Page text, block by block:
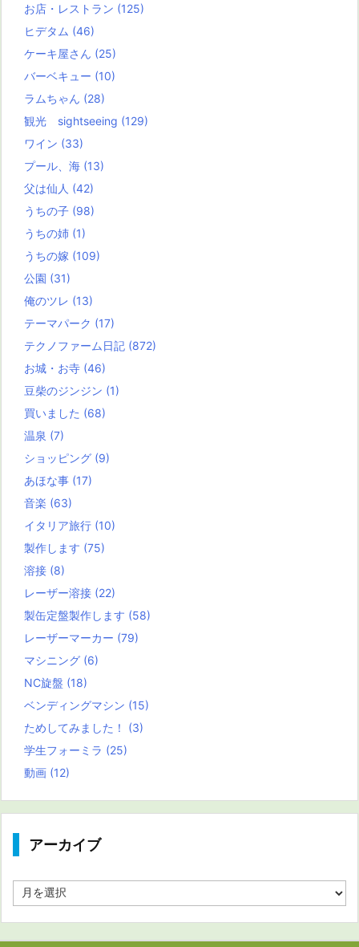
お店・レストラン (125)
ヒデタム (46)
ケーキ屋さん (25)
バーベキュー (10)
ラムちゃん (28)
観光 sightseeing (129)
ワイン (33)
プール、海 (13)
父は仙人 (42)
うちの子 (98)
うちの姉 (1)
うちの嫁 (109)
公園 (31)
俺のツレ (13)
テーマパーク (17)
テクノファーム日記 (872)
お城・お寺 (46)
豆柴のジンジン (1)
買いました (68)
温泉 (7)
ショッピング (9)
あほな事 (17)
音楽 (63)
イタリア旅行 (10)
製作します (75)
溶接 (8)
レーザー溶接 (22)
製缶定盤製作します (58)
レーザーマーカー (79)
マシニング (6)
NC旋盤 (18)
ベンディングマシン (15)
ためしてみました！ (3)
学生フォーミラ (25)
動画 (12)
アーカイブ
ー